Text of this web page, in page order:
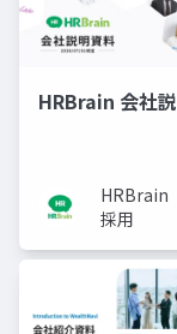
HRBrain 会社
HRBrain
採用